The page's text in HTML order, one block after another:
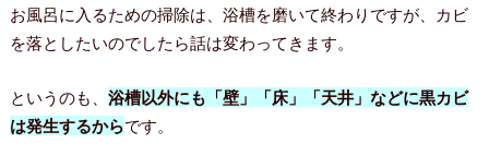
お風呂に入るための掃除は、浴槽を磨いて終わりですが、カビ
を落としたいのでしたら話は変わってきます。
というのも、 浴槽以外にも「壁」「床」「天井」などに黒カビ
は発生するからです。